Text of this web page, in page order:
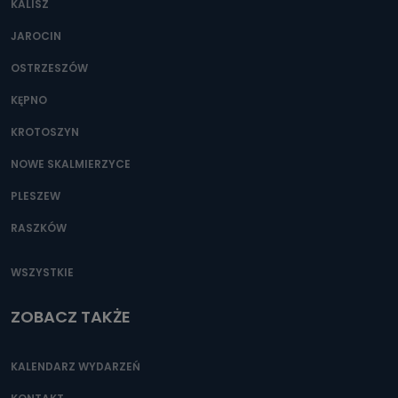
Można to zrobić pod numerem telefonu 62 735-51-05 lub
KALISZ
JAROCIN
OSTRZESZÓW
KĘPNO
KROTOSZYN
NOWE SKALMIERZYCE
PLESZEW
RASZKÓW
WSZYSTKIE
ZOBACZ TAKŻE
KALENDARZ WYDARZEŃ